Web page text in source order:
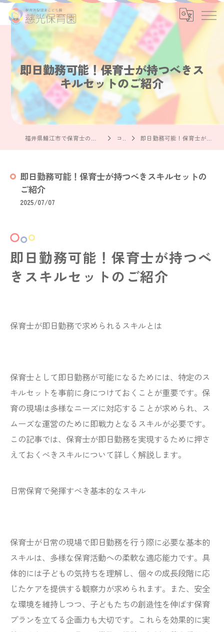
即日勤務可能！保育士が持つべきス
キルセットのご紹介
コラム 即日勤務可能！保育士が持つべきスキルセットのご紹介
即日勤務可能！保育士が持つべきスキルセットの
ご紹介
2025/07/07
即日勤務可能！保育士が持つべ
きスキルセットのご紹介
保育士が即日勤務で求められるスキルとは
保育士として即日勤務が可能になるためには、特定のス
キルセットを事前に身につけておくことが重要です。保
育の現場は多様なニーズに対応することが求められ、ス
ムーズな運営のために即戦力となるスキルが必要です。
この記事では、保育士が即日勤務を実現するために押さ
えておくべきスキルについて詳しく解説します。
日常保育で発揮すべき基本的なスキル
保育士が日常の現場で即日勤務を行う際に必要な基本的
スキルは、多様な保育活動への柔軟な適応能力です。具
体的には子どもの気持ちを理解し、個々の成長段階に応
じたケアを提供する観察力が求められます。また、安全
な環境を維持しつつ、子どもたちの創造性を伸ばす保育
プランを立てる企画力も大切です。これらを効果的に実